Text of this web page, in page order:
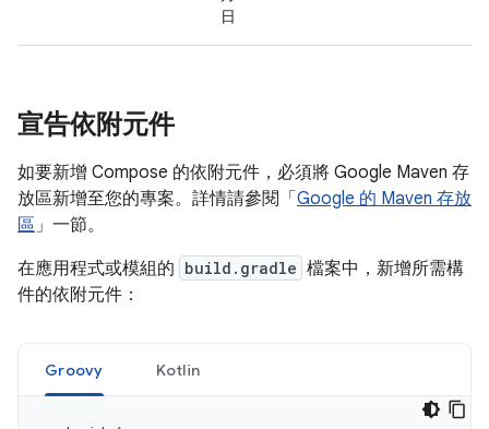
日
宣告依附元件
如要新增 Compose 的依附元件，必須將 Google Maven 存
放區新增至您的專案。詳情請參閱「 Google 的 Maven 存放
區」一節。
在應用程式或模組的 build.gradle 檔案中，新增所需構
件的依附元件：
Groovy Kotlin